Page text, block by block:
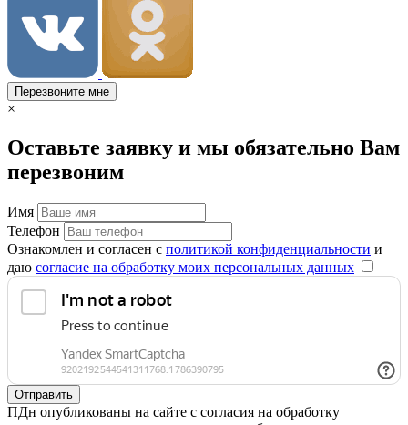
Перезвоните мне
×
Оставьте заявку и мы обязательно Вам
перезвоним
Имя
Телефон
Ознакомлен и согласен с политикой конфиденциальности и
даю согласие на обработку моих персональных данных
Отправить
ПДн опубликованы на сайте с согласия на обработку